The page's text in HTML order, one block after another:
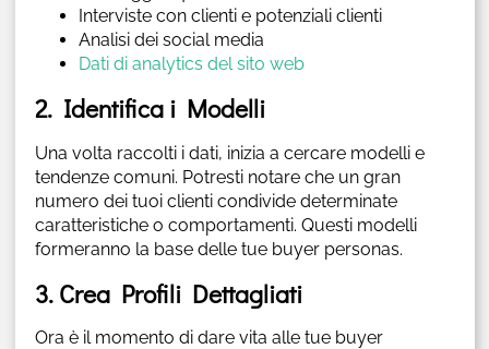
Interviste con clienti e potenziali clienti
Analisi dei social media
Dati di analytics del sito web
2. Identifica i Modelli
Una volta raccolti i dati, inizia a cercare modelli e
tendenze comuni. Potresti notare che un gran
numero dei tuoi clienti condivide determinate
caratteristiche o comportamenti. Questi modelli
formeranno la base delle tue buyer personas.
3. Crea Profili Dettagliati
Ora è il momento di dare vita alle tue buyer